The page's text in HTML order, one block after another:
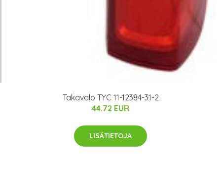
Takavalo TYC 11-12384-31-2
44.72 EUR
LISÄTIETOJA